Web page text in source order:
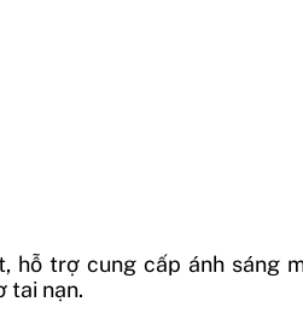
trợ cung cấp ánh sáng
tai nạn.